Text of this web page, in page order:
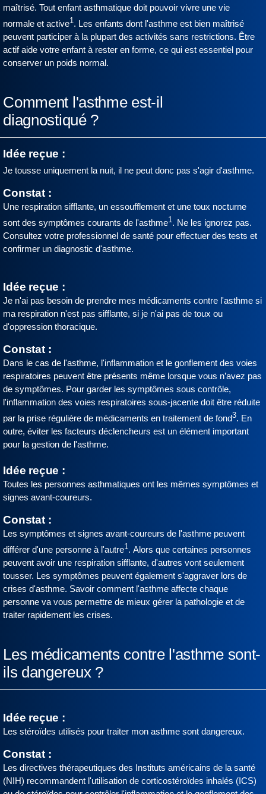
maîtrisé. Tout enfant asthmatique doit pouvoir vivre une vie
normale et active1. Les enfants dont l'asthme est bien maîtrisé
peuvent participer à la plupart des activités sans restrictions. Être
actif aide votre enfant à rester en forme, ce qui est essentiel pour
conserver un poids normal.
Comment l'asthme est-il
diagnostiqué ?
Idée reçue :
Je tousse uniquement la nuit, il ne peut donc pas s'agir d'asthme.
Constat :
Une respiration sifflante, un essoufflement et une toux nocturne
sont des symptômes courants de l'asthme1. Ne les ignorez pas.
Consultez votre professionnel de santé pour effectuer des tests et
confirmer un diagnostic d'asthme.
Idée reçue :
Je n'ai pas besoin de prendre mes médicaments contre l'asthme si
ma respiration n'est pas sifflante, si je n'ai pas de toux ou
d'oppression thoracique.
Constat :
Dans le cas de l'asthme, l'inflammation et le gonflement des voies
respiratoires peuvent être présents même lorsque vous n’avez pas
de symptômes. Pour garder les symptômes sous contrôle,
l'inflammation des voies respiratoires sous-jacente doit être réduite
par la prise régulière de médicaments en traitement de fond3. En
outre, éviter les facteurs déclencheurs est un élément important
pour la gestion de l'asthme.
Idée reçue :
Toutes les personnes asthmatiques ont les mêmes symptômes et
signes avant-coureurs.
Constat :
Les symptômes et signes avant-coureurs de l'asthme peuvent
différer d'une personne à l'autre1. Alors que certaines personnes
peuvent avoir une respiration sifflante, d'autres vont seulement
tousser. Les symptômes peuvent également s'aggraver lors de
crises d'asthme. Savoir comment l'asthme affecte chaque
personne va vous permettre de mieux gérer la pathologie et de
traiter rapidement les crises.
Les médicaments contre l'asthme sont-
ils dangereux ?
Idée reçue :
Les stéroïdes utilisés pour traiter mon asthme sont dangereux.
Constat :
Les directives thérapeutiques des Instituts américains de la santé
(NIH) recommandent l'utilisation de corticostéroïdes inhalés (ICS)